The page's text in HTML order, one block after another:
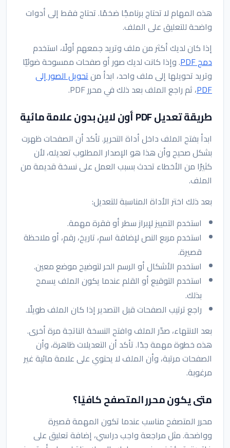
هذه المهام لا تحتاج برنامجًا ضخمًا. تحتاج فقط إلى أدوات
واضحة للتعليق على الملف.
إذا كان لديك أكثر من ملف وتريد جمعهم أولًا، استخدم
دمج PDF
. وإذا كانت لديك صور أو صفحات ممسوحة ضوئيًا
وتريد تحويلها إلى ملف واحد، ابدأ منتحويل الصور إلى
PDF، ثم راجع الملف بعد ذلك في محرر PDF.
طريقة تعديل PDF أون لاين بدون علامة مائية
ابدأ بفتح الملف داخل أداة التحرير. تأكد أن الصفحات ظهرت
بشكل صحيح وأن هذا هو الإصدار المطلوب تعديله، لأن
كثيرًا من الأخطاء تحدث بسبب العمل على نسخة قديمة من
الملف.
بعد ذلك اختر الأداة المناسبة للتعديل:
استخدم التمييز لإبراز سطر أو فقرة مهمة.
استخدم مربع النص لإضافة اسم، تاريخ، رقم، أو ملاحظة
قصيرة.
استخدم الأشكال أو الرسم الحر لتوضيح موضع معين.
استخدم التوقيع أو القلم عندما يكون الملف يسمح
بذلك.
راجع ترتيب الصفحات قبل التصدير إذا كان الملف طويلًا.
بعد الانتهاء، صدّر الملف وافتح النسخة الناتجة مرة أخرى.
هذه خطوة مهمة جدًا. تأكد أن التعديلات ظاهرة، وأن
الصفحات مرتبة، وأن الملف لا يحتوي على علامة مائية غير
مرغوبة.
متى يكون محرر المتصفح كافيًا؟
محرر المتصفح مناسب عندما تكون المهمة قصيرة
وواضحة. مثل مراجعة واجب دراسي، إضافة تعليق على